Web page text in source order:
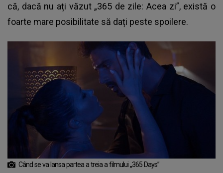
că, dacă nu ați văzut „365 de zile: Acea zi”, există o
foarte mare posibilitate să dați peste spoilere.
Când se va lansa partea a treia a filmului „365 Days”